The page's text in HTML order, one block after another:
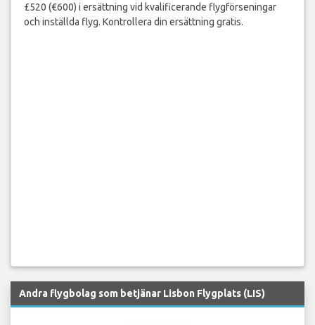
£520 (€600) i ersättning vid kvalificerande flygförseningar
och inställda flyg. Kontrollera din ersättning gratis.
Andra flygbolag som betjänar Lisbon Flygplats (LIS)